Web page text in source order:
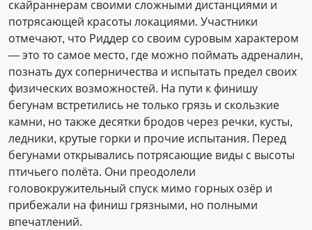
скайраннерам своими сложными дистанциями и
потрясающей красоты локациями. Участники
отмечают, что Риддер со своим суровым характером
— это то самое место, где можно поймать адреналин,
познать дух соперничества и испытать предел своих
физических возможностей. На пути к финишу
бегунам встретились не только грязь и скользкие
камни, но также десятки бродов через речки, кусты,
ледники, крутые горки и прочие испытания. Перед
бегунами открывались потрясающие виды с высоты
птичьего полёта. Они преодолели
головокружительный спуск мимо горных озёр и
прибежали на финиш грязными, но полными
впечатлений.